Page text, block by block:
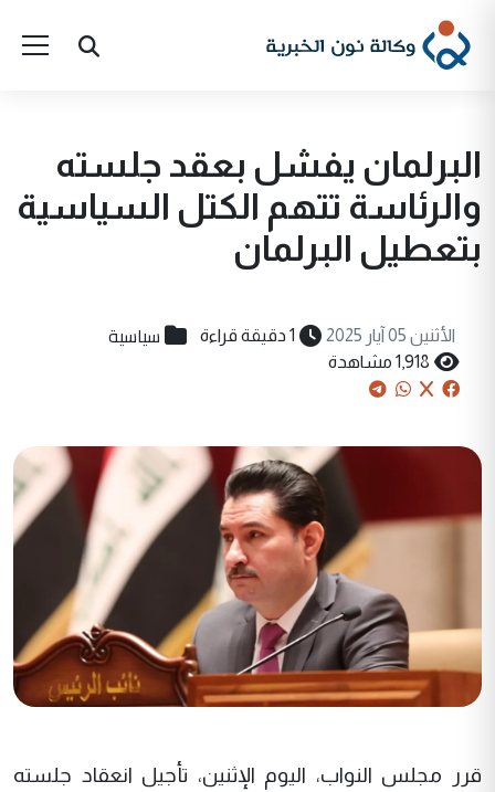
البرلمان يفشل بعقد جلسته
والرئاسة تتهم الكتل السياسية
بتعطيل البرلمان
الأثنين 05 آيار 2025 1 دقيقة قراءة سياسية
1,918 مشاهدة
قرر مجلس النواب، اليوم الإثنين، تأجيل انعقاد جلسته